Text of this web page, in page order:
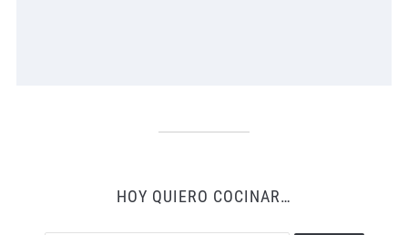
HOY QUIERO COCINAR…